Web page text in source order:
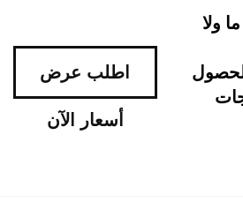
ولا
اطلب عرض
أسعار الآن